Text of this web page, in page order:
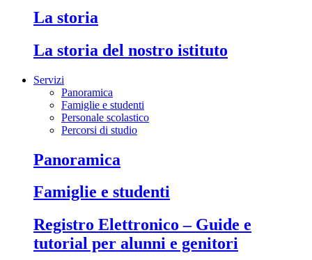
La storia
La storia del nostro istituto
Servizi
Panoramica
Famiglie e studenti
Personale scolastico
Percorsi di studio
Panoramica
Famiglie e studenti
Registro Elettronico – Guide e
tutorial per alunni e genitori